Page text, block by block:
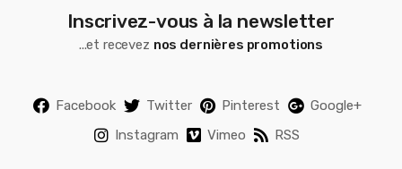
Inscrivez-vous à la newsletter
...et recevez nos dernières promotions
Facebook Twitter Pinterest
Google+
Instagram
Vimeo RSS